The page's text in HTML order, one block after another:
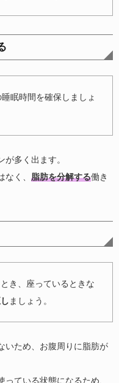
睡眠時間を確保しましょ
多く出ます。
く、 脂肪を分解する働き
き、座っているときな
ましょう。
いため、お腹周りに脂肪が
ている状態になるため、